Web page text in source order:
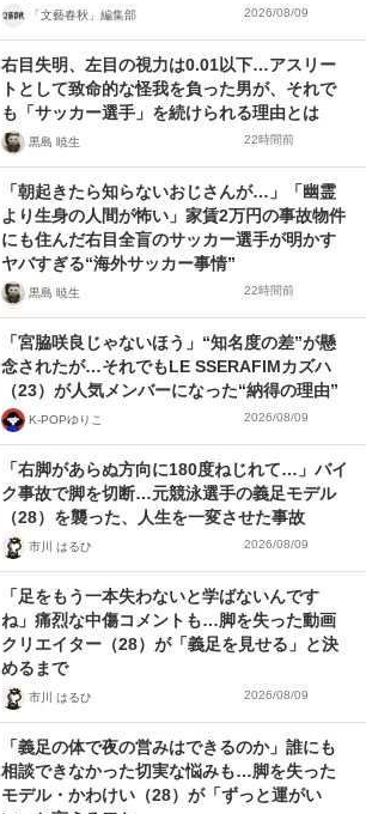
「文藝春秋」編集部 2026/08/09
右目失明、左目の視力は0.01以下…アスリー
トとして致命的な怪我を負った男が、それで
も「サッカー選手」を続けられる理由とは
黒島 暁生 22時間前
「朝起きたら知らないおじさんが…」「幽霊
より生身の人間が怖い」家賃2万円の事故物件
にも住んだ右目全盲のサッカー選手が明かす
ヤバすぎる“海外サッカー事情”
黒島 暁生 22時間前
「宮脇咲良じゃないほう」“知名度の差”が懸
念されたが…それでもLE SSERAFIMカズハ
（23）が人気メンバーになった“納得の理由”
K-POPゆりこ 2026/08/09
「右脚があらぬ方向に180度ねじれて…」バイ
ク事故で脚を切断…元競泳選手の義足モデル
（28）を襲った、人生を一変させた事故
市川 はるひ 2026/08/09
「足をもう一本失わないと学ばないんです
ね」痛烈な中傷コメントも…脚を失った動画
クリエイター（28）が「義足を見せる」と決
めるまで
市川 はるひ 2026/08/09
「義足の体で夜の営みはできるのか」誰にも
相談できなかった切実な悩みも…脚を失った
モデル・かわけい（28）が「ずっと運がい